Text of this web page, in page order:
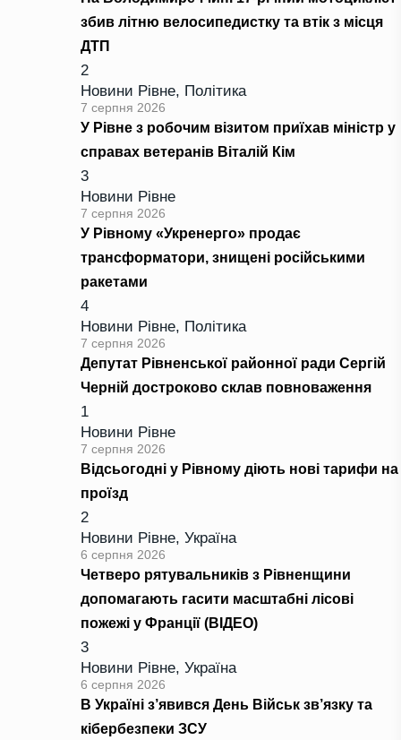
збив літню велосипедистку та втік з місця
ДТП
2
Новини Рівне, Політика
7 серпня 2026
У Рівне з робочим візитом приїхав міністр у
справах ветеранів Віталій Кім
3
Новини Рівне
7 серпня 2026
У Рівному «Укренерго» продає
трансформатори, знищені російськими
ракетами
4
Новини Рівне, Політика
7 серпня 2026
Депутат Рівненської районної ради Сергій
Черній достроково склав повноваження
1
Новини Рівне
7 серпня 2026
Відсьогодні у Рівному діють нові тарифи на
проїзд
2
Новини Рівне, Україна
6 серпня 2026
Четверо рятувальників з Рівненщини
допомагають гасити масштабні лісові
пожежі у Франції (ВІДЕО)
3
Новини Рівне, Україна
6 серпня 2026
В Україні з’явився День Військ зв’язку та
кібербезпеки ЗСУ